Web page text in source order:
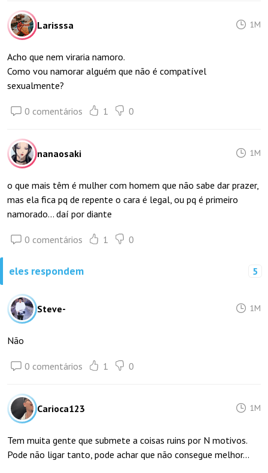
Larisssa 1M
Acho que nem viraria namoro.
Como vou namorar alguém que não é compatível
sexualmente?
0 comentários 1 0
nanaosaki 1M
o que mais têm é mulher com homem que não sabe dar prazer,
mas ela fica pq de repente o cara é legal, ou pq é primeiro
namorado... daí por diante
0 comentários 1 0
eles respondem 5
Steve- 1M
Não
0 comentários 1 0
Carioca123 1M
Tem muita gente que submete a coisas ruins por N motivos.
Pode não ligar tanto, pode achar que não consegue melhor…